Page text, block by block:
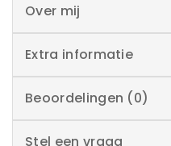
Over mij
Extra informatie
Beoordelingen (0)
Stel een vraag